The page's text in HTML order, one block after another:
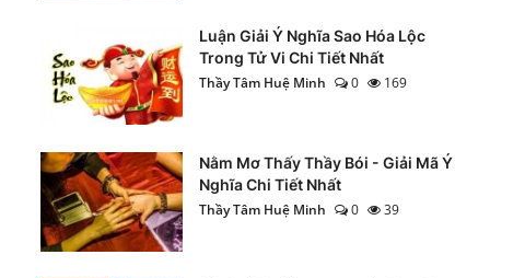
Luận Giải Ý Nghĩa Sao Hóa Lộc
Trong Tử Vi Chi Tiết Nhất
Thầy Tâm Huệ Minh
0 169
Nằm Mơ Thấy Thầy Bói - Giải Mã Ý
Nghĩa Chi Tiết Nhất
Thầy Tâm Huệ Minh
0 39